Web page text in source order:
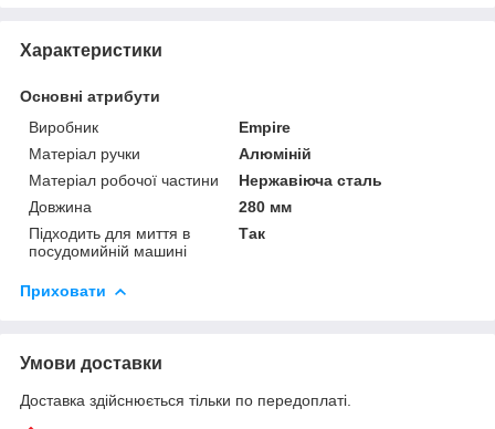
Характеристики
Основні атрибути
Виробник
Empire
Матеріал ручки
Алюміній
Матеріал робочої частини
Нержавіюча сталь
Довжина
280 мм
Підходить для миття в
посудомийній машині
Так
Приховати
Умови доставки
Доставка здійснюється тільки по передоплаті.